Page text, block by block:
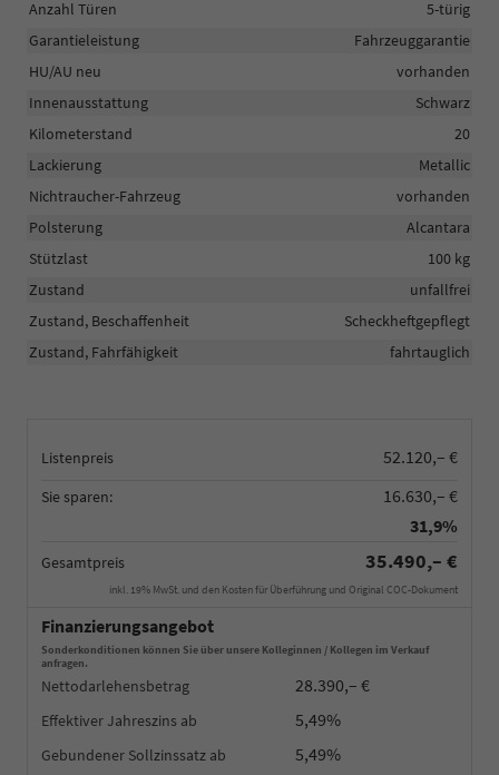
Listenpreis 52.120,– €
Sie sparen:
16.630,– €
31,9%
Gesamtpreis 35.490,– €
inkl. 19% MwSt. und den Kosten für Überführung und Original COC-Dokument
Finanzierungsangebot
Sonderkonditionen können Sie über unsere Kolleginnen / Kollegen im Verkauf
anfragen.
Nettodarlehensbetrag 28.390,– €
Effektiver Jahreszins 5,49%
Gebundener Sollzinssatz 5,49%
Anzahl Türen
5-türig
Garantieleistung
Fahrzeuggarantie
HU/AU neu
vorhanden
Innenausstattung
Schwarz
Kilometerstand
20
Lackierung
Metallic
Nichtraucher-Fahrzeug
vorhanden
Polsterung
Alcantara
Stützlast
100 kg
Zustand
unfallfrei
Zustand, Beschaffenheit
Scheckheftgepflegt
Zustand, Fahrfähigkeit
fahrtauglich